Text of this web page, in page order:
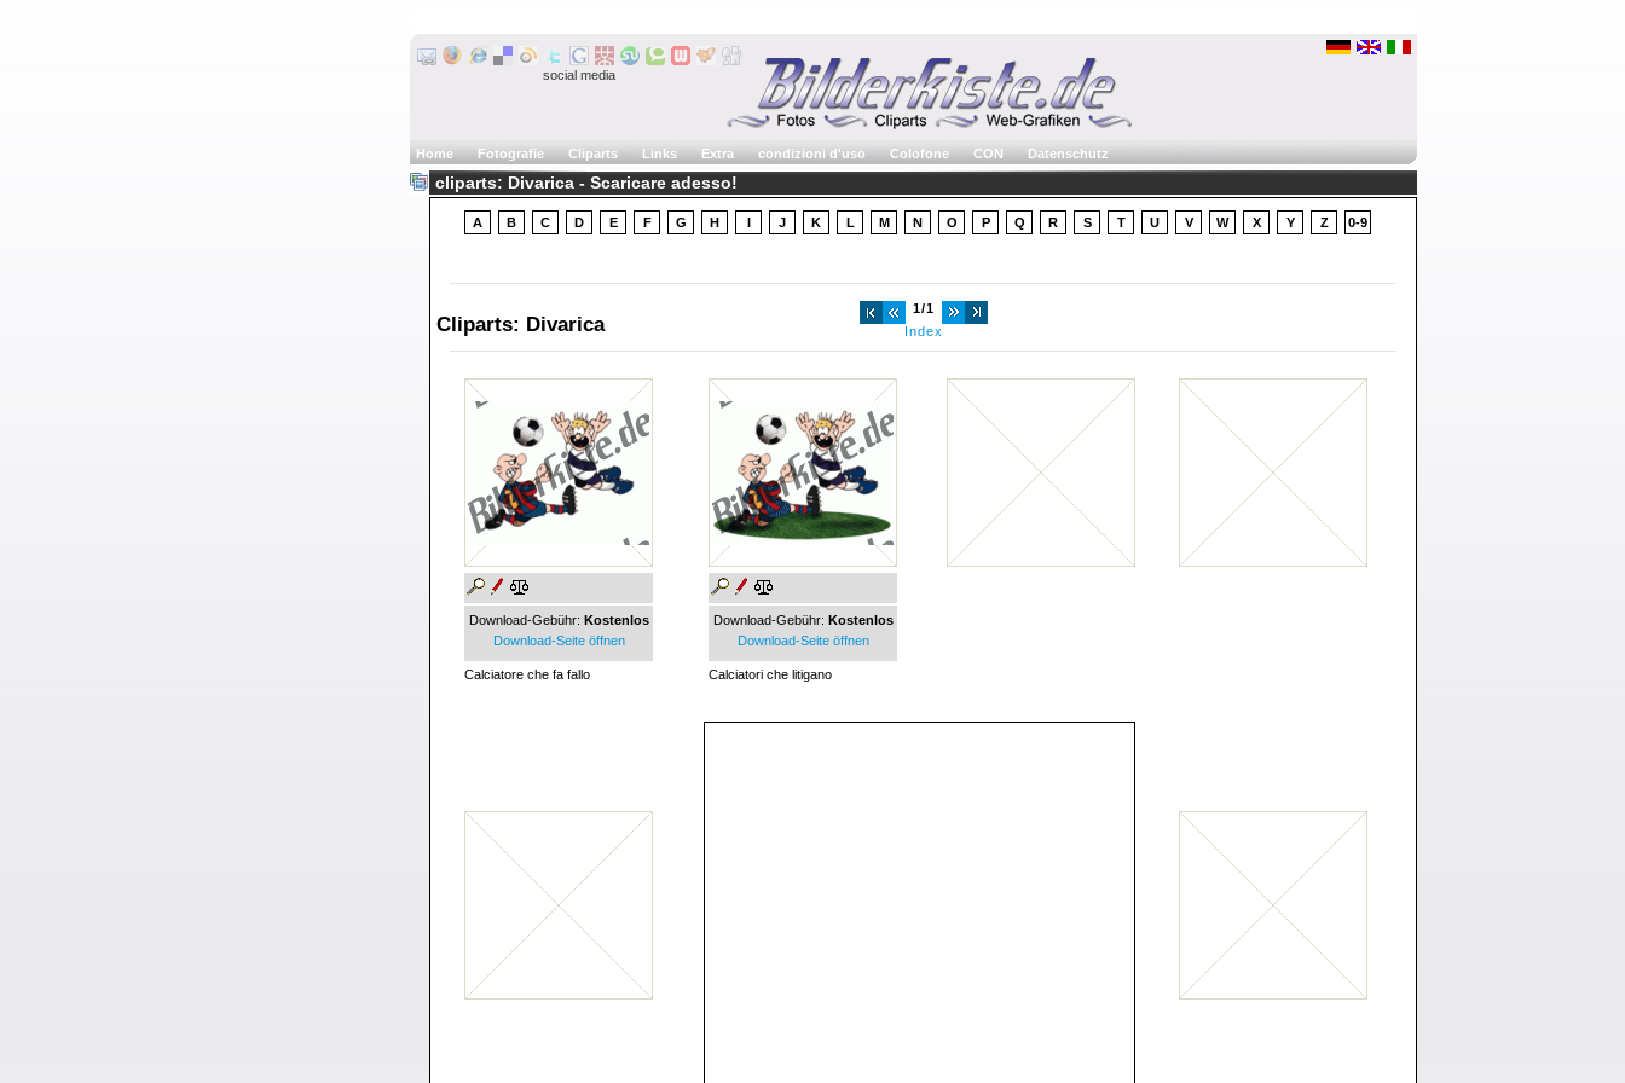
social media
Home Fotografie Cliparts Links Extra condizioni d'uso Colofone CON Datenschutz
cliparts: Divarica - Scaricare adesso!
A B C D E F G H I J K L M N O P Q R S T U V W X Y Z 0-9
Cliparts: Divarica
1/1
Index
Download-Gebühr: Kostenlos
Download-Seite öffnen
Calciatore che fa fallo
Download-Gebühr: Kostenlos
Download-Seite öffnen
Calciatori che litigano